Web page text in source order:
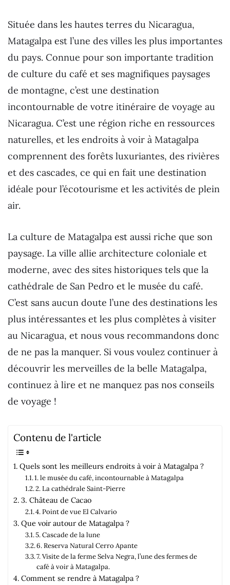
Située dans les hautes terres du Nicaragua,
Matagalpa est l’une des villes les plus importantes
du pays. Connue pour son importante tradition
de culture du café et ses magnifiques paysages
de montagne, c’est une destination
incontournable de votre itinéraire de voyage au
Nicaragua. C’est une région riche en ressources
naturelles, et les endroits à voir à Matagalpa
comprennent des forêts luxuriantes, des rivières
et des cascades, ce qui en fait une destination
idéale pour l’écotourisme et les activités de plein
air.
La culture de Matagalpa est aussi riche que son
paysage. La ville allie architecture coloniale et
moderne, avec des sites historiques tels que la
cathédrale de San Pedro et le musée du café.
C’est sans aucun doute l’une des destinations les
plus intéressantes et les plus complètes à visiter
au Nicaragua, et nous vous recommandons donc
de ne pas la manquer. Si vous voulez continuer à
découvrir les merveilles de la belle Matagalpa,
continuez à lire et ne manquez pas nos conseils
de voyage !
Contenu de l'article
Quels sont les meilleurs endroits à voir à Matagalpa ?
1. le musée du café, incontournable à Matagalpa
2. La cathédrale Saint-Pierre
3. Château de Cacao
4. Point de vue El Calvario
Que voir autour de Matagalpa ?
5. Cascade de la lune
6. Reserva Natural Cerro Apante
7. Visite de la ferme Selva Negra, l’une des fermes de
café à voir à Matagalpa.
Comment se rendre à Matagalpa ?